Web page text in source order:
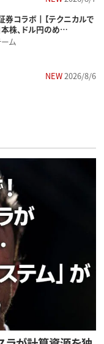
券コラボ┃【テクニカルで
株、ドル円のめ…
ム
NEW2026/8/6